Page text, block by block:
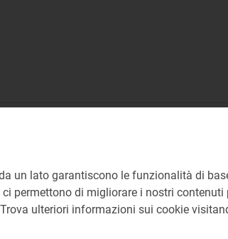
un lato garantiscono le funzionalità di
permettono di migliorare i nostri contenuti
ulteriori informazioni sui cookie